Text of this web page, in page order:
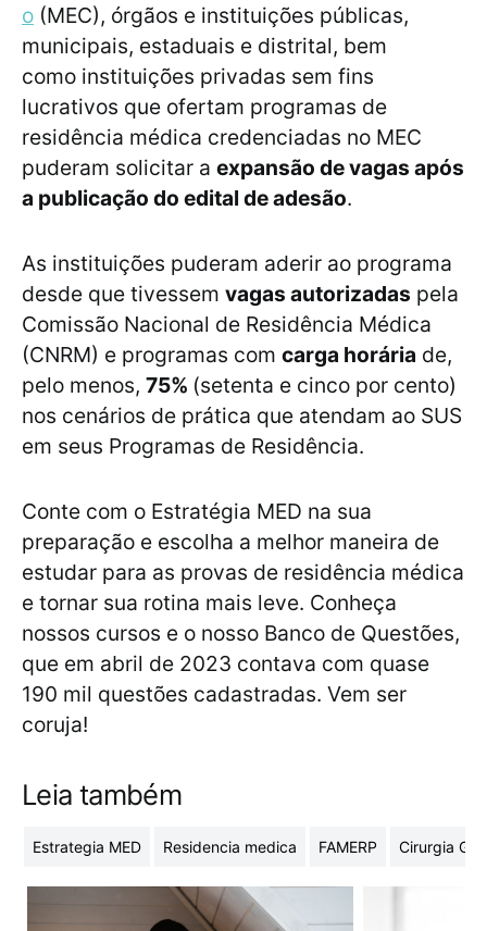
o (MEC), órgãos e instituições públicas,
municipais, estaduais e distrital, bem
como instituições privadas sem fins
lucrativos que ofertam programas de
residência médica credenciadas no MEC
puderam solicitar a expansão de vagas após
a publicação do edital de adesão.
As instituições puderam aderir ao programa
desde que tivessem vagas autorizadas pela
Comissão Nacional de Residência Médica
(CNRM) e programas com carga horária de,
pelo menos, 75% (setenta e cinco por cento)
nos cenários de prática que atendam ao SUS
em seus Programas de Residência.
Conte com o Estratégia MED na sua
preparação e escolha a melhor maneira de
estudar para as provas de residência médica
e tornar sua rotina mais leve. Conheça
nossos cursos e o nosso Banco de Questões,
que em abril de 2023 contava com quase
190 mil questões cadastradas. Vem ser
coruja!
Leia também
Estrategia MED Residencia medica FAMERP Cirurgia